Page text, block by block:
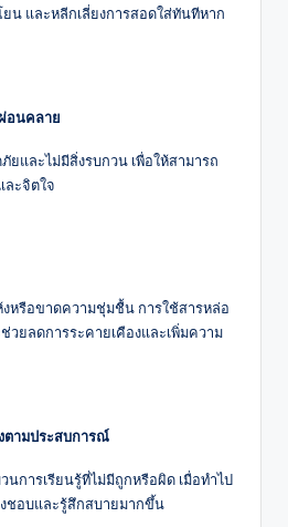
น และหลีกเลี่ยงการสอดใส่ทันทีหาก
อนคลาย
และไม่มีสิ่งรบกวน เพื่อให้สามารถ
ละจิตใจ
หรือขาดความชุ่มชื้น การใช้สารหล่อ
ยลดการระคายเคืองและเพิ่มความ
ตามประสบการณ์
นการเรียนรู้ที่ไม่มีถูกหรือผิด เมื่อทำไป
งชอบและรู้สึกสบายมากขึ้น